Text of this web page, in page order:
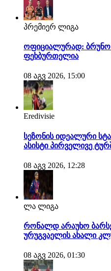
პრემიერ ლიგა
ოფიციალურად: ბრუნო
ფეხბურთელია
08 აგვ 2026, 15:00
Eredivisie
სეზონის იდეალური
ასისტი პირველივე
08 აგვ 2026, 12:28
ლა ლიგა
რონალდ არაუხო
ურუგვაელის ახალი
08 აგვ 2026, 01:30